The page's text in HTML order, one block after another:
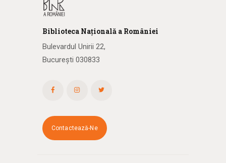
Biblioteca Națională a României
Bulevardul Unirii 22,
București 030833
Contactează-Ne